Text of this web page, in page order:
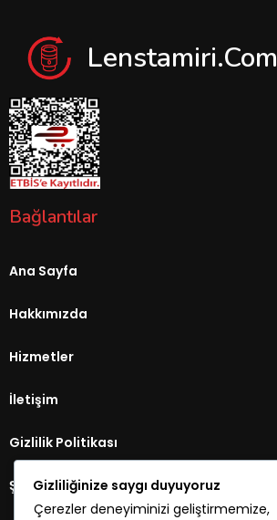
Lenstamiri.com
Bağlantılar
Ana Sayfa
Hakkımızda
Hizmetler
İletişim
Gizlilik Politikası
Şartlar Koşullar
Gizliliğinize saygı duyuyoruz
Çerezler deneyiminizi geliştirmemize,